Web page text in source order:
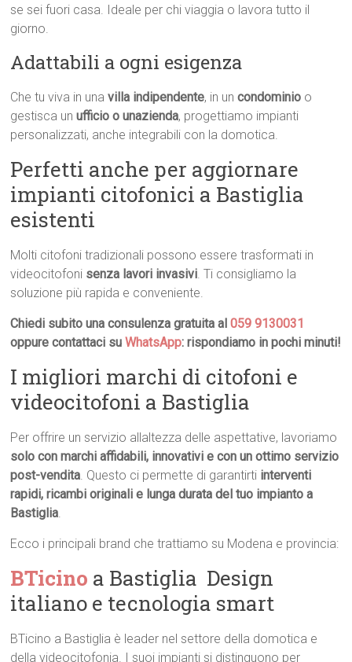
se sei fuori casa. Ideale per chi viaggia o lavora tutto il
giorno.
Adattabili a ogni esigenza
Che tu viva in unavilla indipendente, in uncondominio o
gestisca unufficio o unazienda, progettiamo impianti
personalizzati, anche integrabili con la domotica.
Perfetti anche per aggiornare
impianti citofonici a Bastiglia
esistenti
Molti citofoni tradizionali possono essere trasformati in
videocitofoni senza lavori invasivi. Ti consigliamo la
soluzione più rapida e conveniente.
Chiedi subito una consulenza gratuita al059 9130031
oppure contattaci suWhatsApp: rispondiamo in pochi minuti!
I migliori marchi di citofoni e
videocitofoni a Bastiglia
Per offrire un servizio allaltezza delle aspettative, lavoriamo
solo con marchi affidabili, innovativi e con un ottimo servizio
post-vendita. Questo ci permette di garantirti interventi
rapidi, ricambi originali e lunga durata del tuo impianto a
Bastiglia.
Ecco i principali brand che trattiamo su Modena e provincia:
BTicino a Bastiglia  Design
italiano e tecnologia smart
BTicino a Bastiglia è leader nel settore della domotica e
della videocitofonia. I suoi impianti si distinguono per